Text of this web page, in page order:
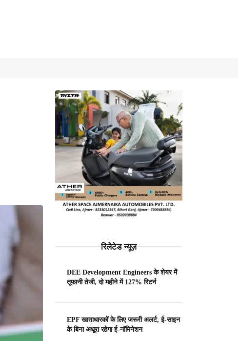
रिलेटेड न्यूज़
DEE Development Engineers के शेयर में
तूफानी तेजी, दो महीने में 127% रिटर्न
EPF खाताधारकों के लिए जरूरी अलर्ट, ई-साइन
के बिना अधूरा रहेगा ई-नॉमिनेशन